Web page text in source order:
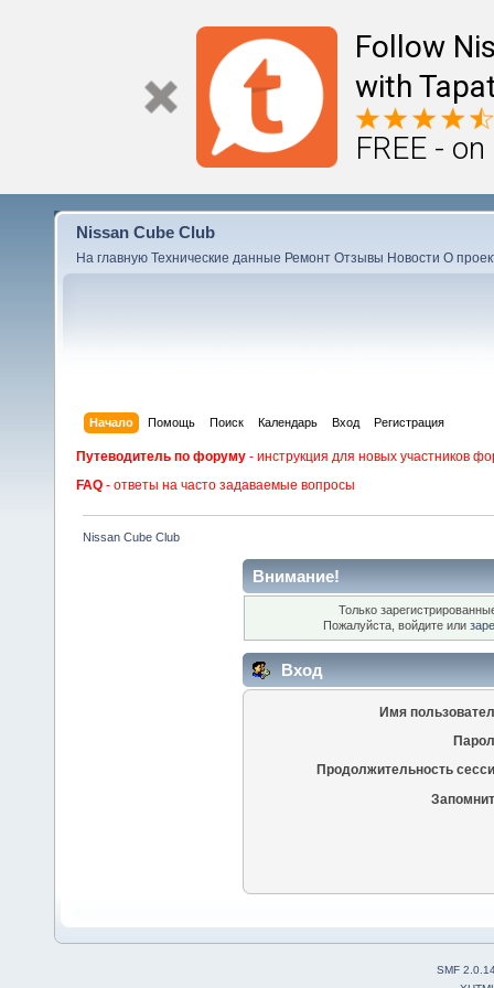
Follow
with
FREE -
Nissan Cube Club
На главную Технические данные Ремонт Отзывы Новости О
Начало Помощь Поиск Календарь Вход Регистрация
Путеводитель по форуму - инструкция для новых участников
FAQ - ответы на часто задаваемые вопросы
Nissan Cube Club
Внимание!
Только
Пожалуйста, войдите или
Вход
Имя
Продолжительность
SMF